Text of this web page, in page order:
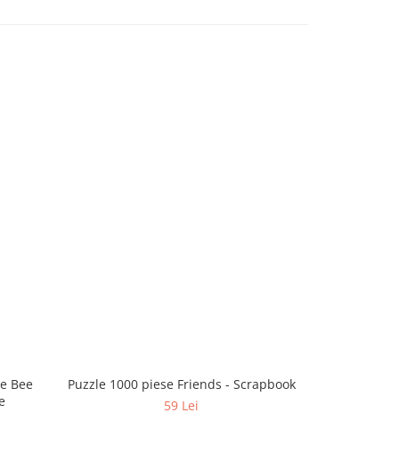
Bee
Puzzle 1000 piese Friends - Scrapbook
59 Lei